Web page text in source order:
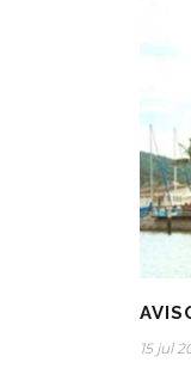
15 jul